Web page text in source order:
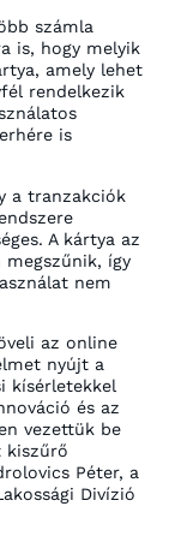
számla
is, hogy melyik
amely lehet
rendelkezik
is
a tranzakciók
A kártya az
megszűnik, így
nem
az online
nyújt a
kísérletekkel
és az
vezettük be
kiszűrő
Péter, a
Divízió